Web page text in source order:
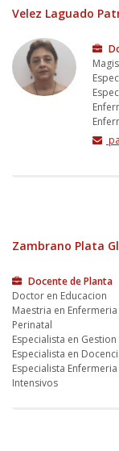
Velez Laguado
Zambrano Plata